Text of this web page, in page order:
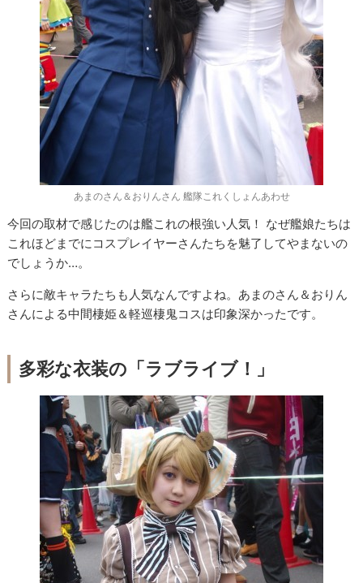
あまのさん＆おりんさん 艦隊これくしょんあわせ
今回の取材で感じたのは艦これの根強い人気！ なぜ艦娘たちは
これほどまでにコスプレイヤーさんたちを魅了してやまないの
でしょうか…。
さらに敵キャラたちも人気なんですよね。あまのさん＆おりん
さんによる中間棲姫＆軽巡棲鬼コスは印象深かったです。
多彩な衣装の「ラブライブ！」